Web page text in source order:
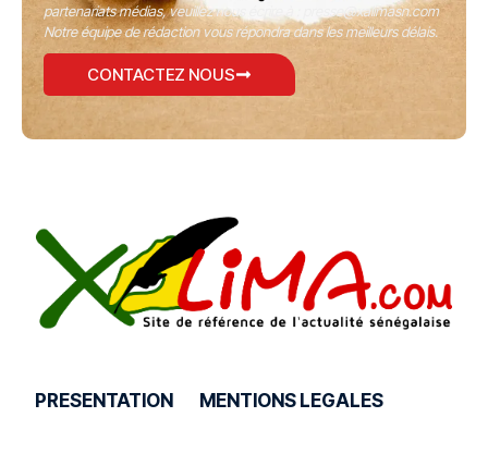
partenariats médias, veuillez nous écrire à :
presse@xalimasn.com
Notre équipe de rédaction vous répondra dans les meilleurs délais.
CONTACTEZ NOUS
PRESENTATION MENTIONS LEGALES